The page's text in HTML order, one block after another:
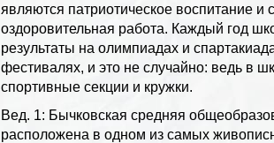
являются патриотическое воспитание и
оздоровительная работа. Каждый год
результаты на олимпиадах и
фестивалях, и это не случайно: ведь в
спортивные секции и кружки.
Вед. 1: Бычковская средняя
расположена в одном из самых